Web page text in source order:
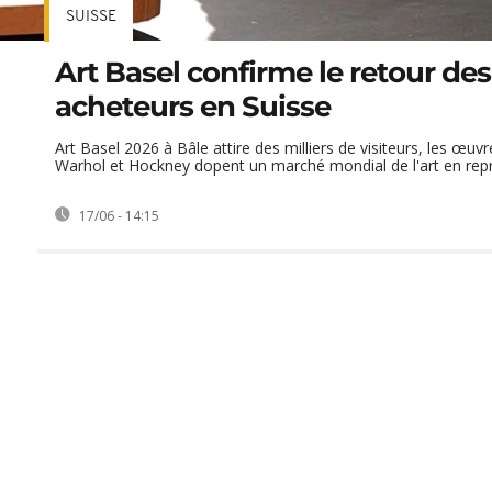
SUISSE
Art Basel confirme le retour des
acheteurs en Suisse
Art Basel 2026 à Bâle attire des milliers de visiteurs, les
Warhol et Hockney dopent un marché mondial de l'art en
17/06 - 14:15